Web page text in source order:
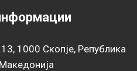
1000 Скопје, Република